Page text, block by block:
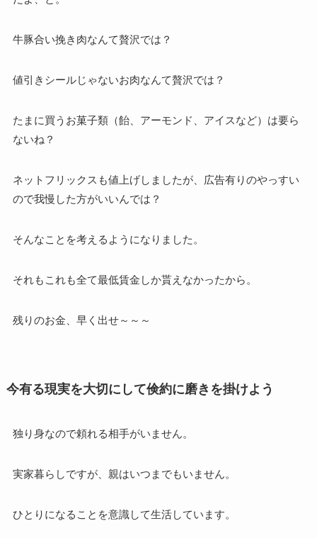
牛豚合い挽き肉なんて贅沢では？
値引きシールじゃないお肉なんて贅沢では？
たまに買うお菓子類（飴、アーモンド、アイスなど）は要ら
ないね？
ネットフリックスも値上げしましたが、広告有りのやっすい
ので我慢した方がいいんでは？
そんなことを考えるようになりました。
それもこれも全て最低賃金しか貰えなかったから。
残りのお金、早く出せ～～～
今有る現実を大切にして倹約に磨きを掛けよう
独り身なので頼れる相手がいません。
実家暮らしですが、親はいつまでもいません。
ひとりになることを意識して生活しています。